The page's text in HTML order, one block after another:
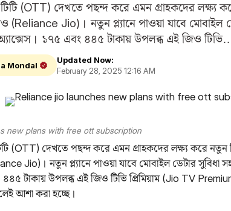
(OTT) দেখতে পছন্দ করে এমন গ্রাহকদের লক্ষ্য
(Reliance Jio)। নতুন প্ল্যানে পাওয়া যাবে মোবাইল
অ্যাক্সেস। ১৭৫ এবং ৪৪৫ টাকায় উপলব্ধ এই জিও
Mondal
Updated Now:
February 28, 2025 12:16 AM
new plans with free ott subscription
(OTT) দেখতে পছন্দ করে এমন গ্রাহকদের লক্ষ্য করে নতুন
Jio)। নতুন প্ল্যানে পাওয়া যাবে মোবাইল ডেটার সুবিধা
টাকায় উপলব্ধ এই জিও টিভি প্রিমিয়াম (Jio TV Premium)
আশা করা হচ্ছে।